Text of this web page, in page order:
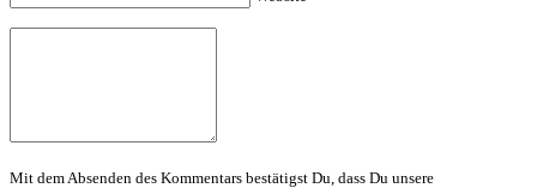
Mit dem Absenden des Kommentars bestätigst Du, dass Du unsere